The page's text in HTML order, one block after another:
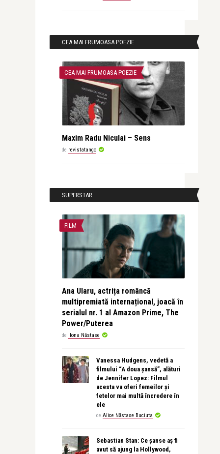
CEA MAI FRUMOASA POEZIE
CEA MAI FRUMOASA POEZIE
Maxim Radu Niculai – Sens
de revistatango
SUPERSTAR
FILM
Ana Ularu, actrița româncă
multipremiată internațional, joacă în
serialul nr. 1 al Amazon Prime, The
Power/Puterea
de Ilona Năstase
Vanessa Hudgens, vedetă a
filmului “A doua șansă”, alături
de Jennifer Lopez: Filmul
acesta va oferi femeilor și
fetelor mai multă încredere în
ele
de Alice Năstase Buciuta
Sebastian Stan: Ce șanse aș fi
avut să ajung la Hollywood,